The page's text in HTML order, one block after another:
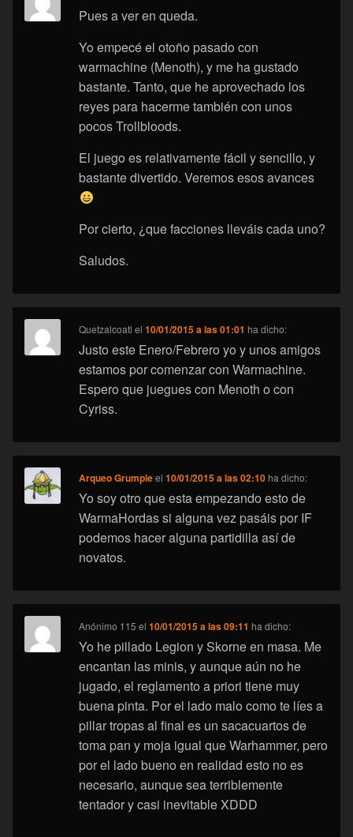
Pues a ver en queda.
Yo empecé el otoño pasado con
warmachine (Menoth), y me ha gustado
bastante. Tanto, que he aprovechado los
reyes para hacerme también con unos
pocos Trollbloods.
El juego es relativamente fácil y sencillo, y
bastante divertido. Veremos esos avances
Por cierto, ¿que facciones lleváis cada uno?
Saludos.
Quetzalcoatl el10/01/2015 a las 01:01 ha dicho:
Justo este Enero/Febrero yo y unos amigos
estamos por comenzar con Warmachine.
Espero que juegues con Menoth o con
Cyriss.
Arqueo Grumpieel10/01/2015 a las 02:10 ha dicho:
Yo soy otro que esta empezando esto de
WarmaHordas si alguna vez pasáis por IF
podemos hacer alguna partidilla así de
novatos.
Anónimo 115 el10/01/2015 a las 09:11 ha dicho:
Yo he pillado Legion y Skorne en masa. Me
encantan las minis, y aunque aún no he
jugado, el reglamento a priori tiene muy
buena pinta. Por el lado malo como te líes a
pillar tropas al final es un sacacuartos de
toma pan y moja igual que Warhammer, pero
por el lado bueno en realidad esto no es
necesario, aunque sea terriblemente
tentador y casi inevitable XDDD